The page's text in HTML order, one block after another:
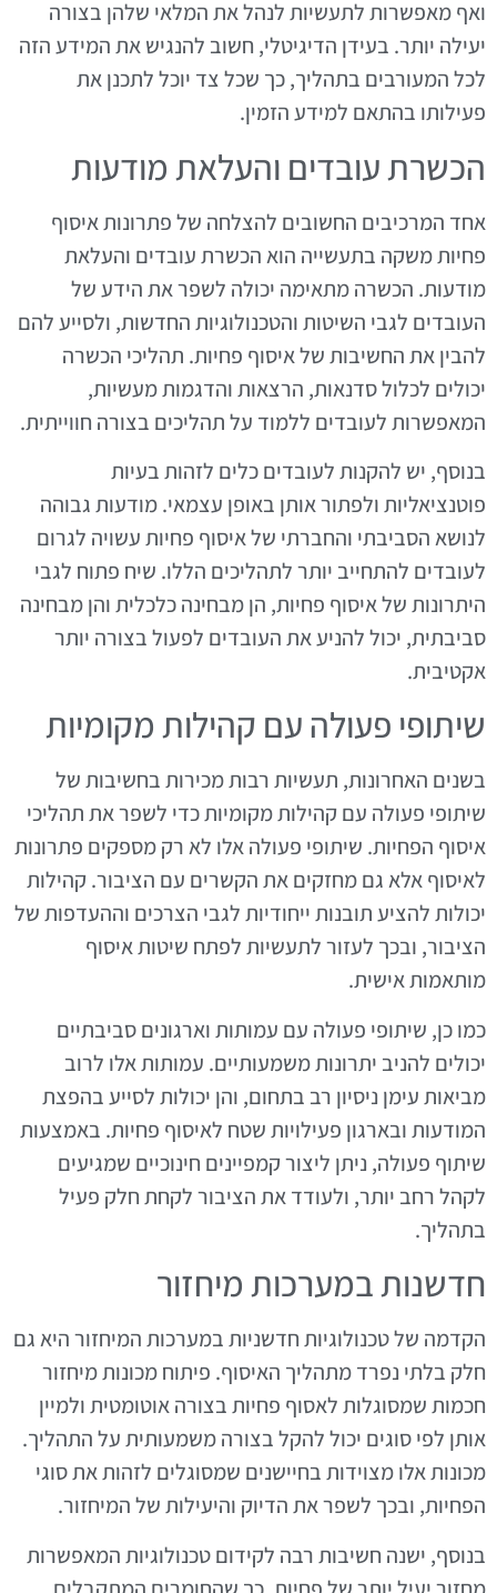
ואף מאפשרות לתעשיות לנהל את המלאי שלהן בצורה
יעילה יותר. בעידן הדיגיטלי, חשוב להנגיש את המידע הזה
לכל המעורבים בתהליך, כך שכל צד יוכל לתכנן את
פעילותו בהתאם למידע הזמין.
הכשרת עובדים והעלאת מודעות
אחד המרכיבים החשובים להצלחה של פתרונות איסוף
פחיות משקה בתעשייה הוא הכשרת עובדים והעלאת
מודעות. הכשרה מתאימה יכולה לשפר את הידע של
העובדים לגבי השיטות והטכנולוגיות החדשות, ולסייע להם
להבין את החשיבות של איסוף פחיות. תהליכי הכשרה
יכולים לכלול סדנאות, הרצאות והדגמות מעשיות,
המאפשרות לעובדים ללמוד על תהליכים בצורה חווייתית.
בנוסף, יש להקנות לעובדים כלים לזהות בעיות
פוטנציאליות ולפתור אותן באופן עצמאי. מודעות גבוהה
לנושא הסביבתי והחברתי של איסוף פחיות עשויה לגרום
לעובדים להתחייב יותר לתהליכים הללו. שיח פתוח לגבי
היתרונות של איסוף פחיות, הן מבחינה כלכלית והן מבחינה
סביבתית, יכול להניע את העובדים לפעול בצורה יותר
אקטיבית.
שיתופי פעולה עם קהילות מקומיות
בשנים האחרונות, תעשיות רבות מכירות בחשיבות של
שיתופי פעולה עם קהילות מקומיות כדי לשפר את תהליכי
איסוף הפחיות. שיתופי פעולה אלו לא רק מספקים פתרונות
לאיסוף אלא גם מחזקים את הקשרים עם הציבור. קהילות
יכולות להציע תובנות ייחודיות לגבי הצרכים וההעדפות של
הציבור, ובכך לעזור לתעשיות לפתח שיטות איסוף
מותאמות אישית.
כמו כן, שיתופי פעולה עם עמותות וארגונים סביבתיים
יכולים להניב יתרונות משמעותיים. עמותות אלו לרוב
מביאות עימן ניסיון רב בתחום, והן יכולות לסייע בהפצת
המודעות ובארגון פעילויות שטח לאיסוף פחיות. באמצעות
שיתוף פעולה, ניתן ליצור קמפיינים חינוכיים שמגיעים
לקהל רחב יותר, ולעודד את הציבור לקחת חלק פעיל
בתהליך.
חדשנות במערכות מיחזור
הקדמה של טכנולוגיות חדשניות במערכות המיחזור היא גם
חלק בלתי נפרד מתהליך האיסוף. פיתוח מכונות מיחזור
חכמות שמסוגלות לאסוף פחיות בצורה אוטומטית ולמיין
אותן לפי סוגים יכול להקל בצורה משמעותית על התהליך.
מכונות אלו מצוידות בחיישנים שמסוגלים לזהות את סוגי
הפחיות, ובכך לשפר את הדיוק והיעילות של המיחזור.
בנוסף, ישנה חשיבות רבה לקידום טכנולוגיות המאפשרות